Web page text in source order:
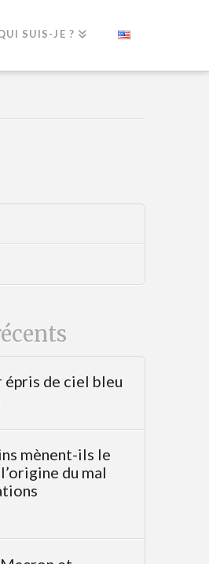
SUIS-JE ?
épris de ciel bleu
mènent-ils le
du mal